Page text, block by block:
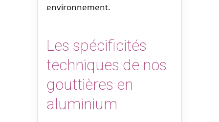
environnement.
Les spécificités
techniques de nos
gouttières en
aluminium